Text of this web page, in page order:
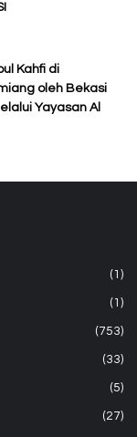
Kahfi di
oleh Bekasi
Yayasan Al
(1)
(1)
(753)
(33)
(5)
(27)